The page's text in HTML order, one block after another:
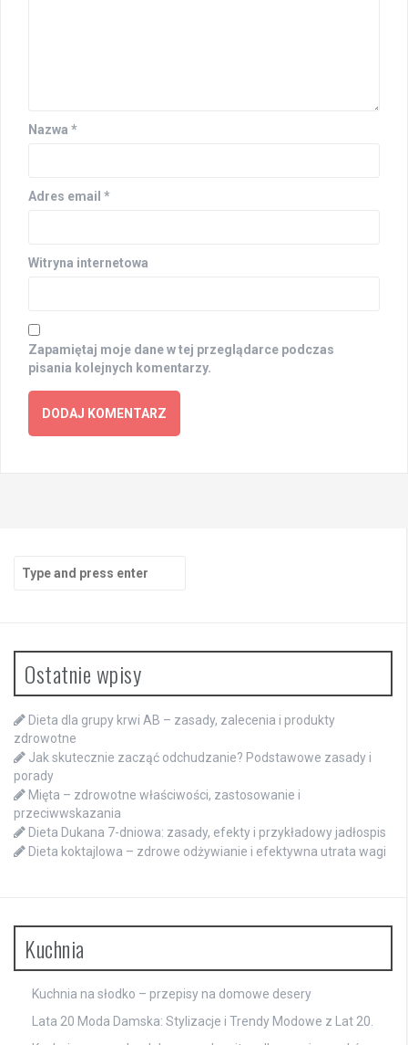
Nazwa *
Adres email *
Witryna internetowa
Zapamiętaj moje dane w tej przeglądarce podczas
pisania kolejnych komentarzy.
for:
Ostatnie wpisy
Dieta dla grupy krwi AB – zasady, zalecenia i produkty
zdrowotne
Jak skutecznie zacząć odchudzanie? Podstawowe zasady i
porady
Mięta – zdrowotne właściwości, zastosowanie i
przeciwwskazania
Dieta Dukana 7-dniowa: zasady, efekty i przykładowy jadłospis
Dieta koktajlowa – zdrowe odżywianie i efektywna utrata wagi
Kuchnia
Kuchnia na słodko – przepisy na domowe desery
Lata 20 Moda Damska: Stylizacje i Trendy Modowe z Lat 20.